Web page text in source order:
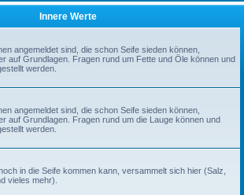
Innere Werte
angemeldet sind, die schon Seife sieden können,
auf Grundlagen. Fragen rund um Fette und Öle können und
werden.
angemeldet sind, die schon Seife sieden können,
auf Grundlagen. Fragen rund um die Lauge können und
werden.
in die Seife kommen kann, versammelt sich hier (Salz,
vieles mehr).